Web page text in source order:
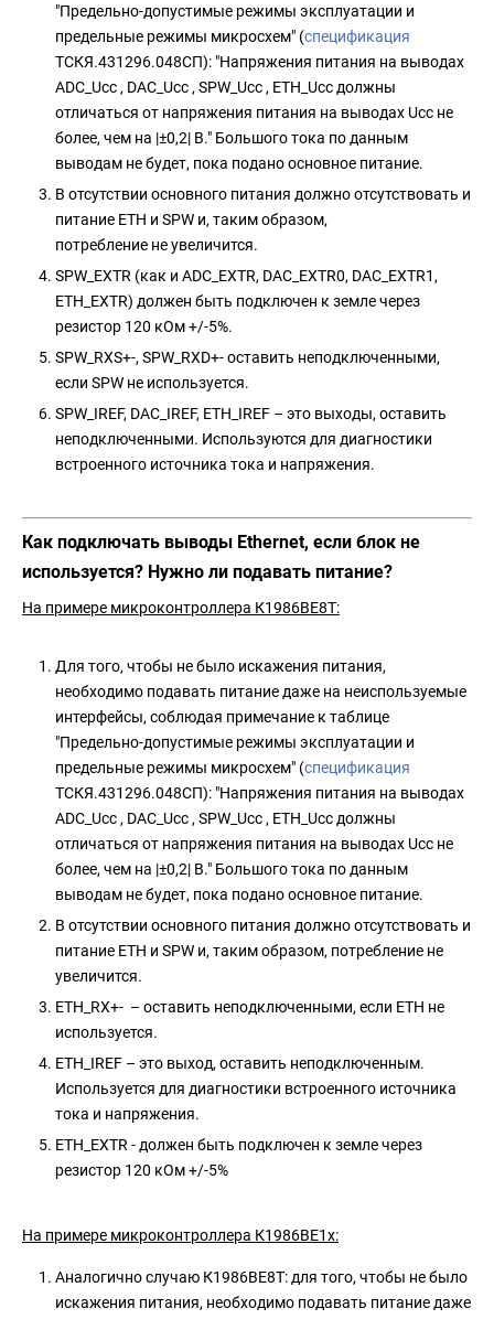
"Предельно-допустимые режимы эксплуатации и
предельные режимы микросхем" (спецификация
ТСКЯ.431296.048СП): "Напряжения питания на выводах
ADC_Uсс , DAC_Uсс , SPW_Uсс , ETH_Uсс должны
отличаться от напряжения питания на выводах Uсс не
более, чем на |±0,2| В." Большого тока по данным
выводам не будет, пока подано основное питание.
В отсутствии основного питания должно отсутствовать и
питание ETH и SPW и, таким образом,
потребление не увеличится.
SPW_EXTR (как и ADC_EXTR, DAC_EXTR0, DAC_EXTR1,
ETH_EXTR) должен быть подключен к земле через
резистор 120 кОм +/-5%.
SPW_RXS+-, SPW_RXD+- оставить неподключенными,
если SPW не используется.
SPW_IREF, DAC_IREF, ETH_IREF – это выходы, оставить
неподключенными. Используются для диагностики
встроенного источника тока и напряжения.
Как подключать выводы Ethernet, если блок не
используется? Нужно ли подавать питание?
На примере микроконтроллера К1986ВЕ8Т:
Для того, чтобы не было искажения питания,
необходимо подавать питание даже на неиспользуемые
интерфейсы, соблюдая примечание к таблице
"Предельно-допустимые режимы эксплуатации и
предельные режимы микросхем" (спецификация
ТСКЯ.431296.048СП): "Напряжения питания на выводах
ADC_Uсс , DAC_Uсс , SPW_Uсс , ETH_Uсс должны
отличаться от напряжения питания на выводах Uсс не
более, чем на |±0,2| В." Большого тока по данным
выводам не будет, пока подано основное питание.
В отсутствии основного питания должно отсутствовать и
питание ETH и SPW и, таким образом, потребление не
увеличится.
ETH_RX+- – оставить неподключенными, если ETH не
используется.
ETH_IREF – это выход, оставить неподключенным.
Используется для диагностики встроенного источника
тока и напряжения.
ETH_EXTR - должен быть подключен к земле через
резистор 120 кОм +/-5%
На примере микроконтроллера К1986ВЕ1х:
Аналогично случаю К1986ВЕ8Т: для того, чтобы не было
искажения питания, необходимо подавать питание даже